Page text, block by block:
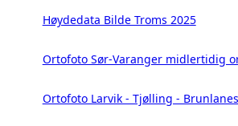
Høydedata Bilde Troms 2025
Ortofoto Sør-Varanger midlertidig
Ortofoto Larvik - Tjølling -